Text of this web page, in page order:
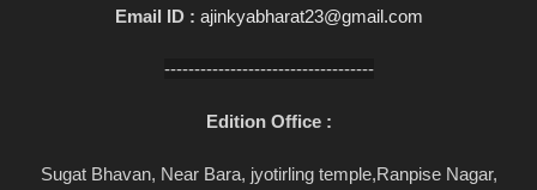
Email ID : ajinkyabharat23@gmail.com
-----------------------------------
Edition Office :
Sugat Bhavan, Near Bara, jyotirling temple,Ranpise Nagar,